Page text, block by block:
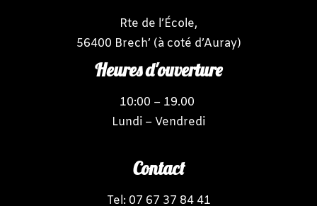
Rte de l’École,
56400 Brech’ (à coté d’Auray)
Heures d'ouverture
10:00 – 19.00
Lundi – Vendredi
Contact
Tel: 07 67 37 84 41